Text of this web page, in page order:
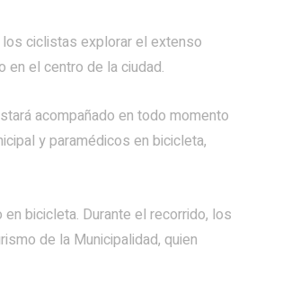
ciclistas explorar el extenso
el centro de la ciudad.
acompañado en todo momento
y paramédicos en bicicleta,
bicicleta. Durante el recorrido, los
de la Municipalidad, quien